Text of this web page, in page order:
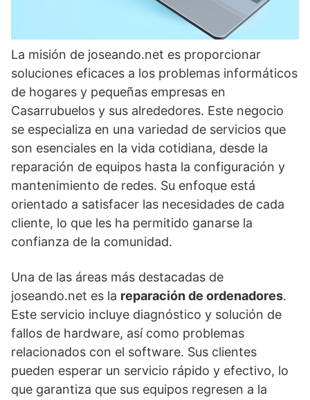
La misión de joseando.net es proporcionar
soluciones eficaces a los problemas informáticos
de hogares y pequeñas empresas en
Casarrubuelos y sus alrededores. Este negocio
se especializa en una variedad de servicios que
son esenciales en la vida cotidiana, desde la
reparación de equipos hasta la configuración y
mantenimiento de redes. Su enfoque está
orientado a satisfacer las necesidades de cada
cliente, lo que les ha permitido ganarse la
confianza de la comunidad.
Una de las áreas más destacadas de
joseando.net es la reparación de ordenadores.
Este servicio incluye diagnóstico y solución de
fallos de hardware, así como problemas
relacionados con el software. Sus clientes
pueden esperar un servicio rápido y efectivo, lo
que garantiza que sus equipos regresen a la